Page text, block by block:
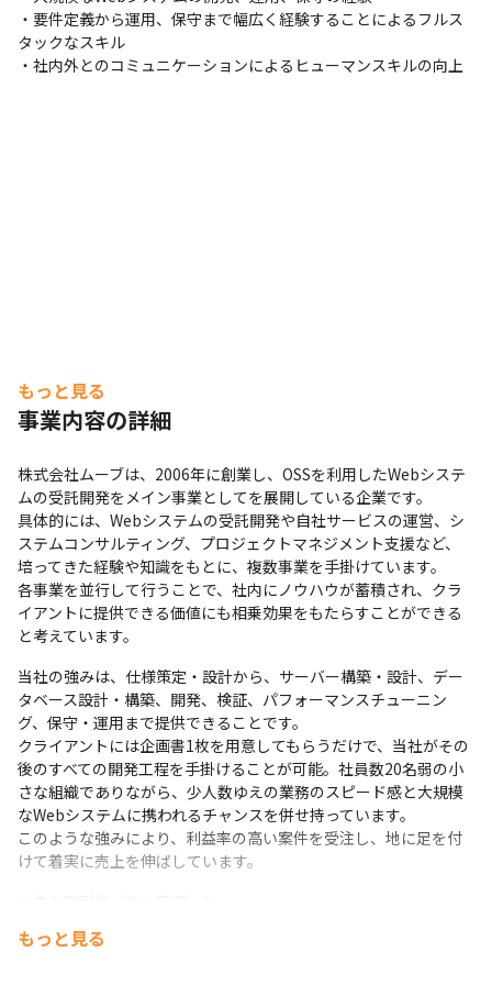
支給PC
現場で選択可能（Windows/Mac）
・要件定義から運用、保守まで幅広く経験することによるフルス
タックなスキル
・社内外とのコミュニケーションによるヒューマンスキルの向上
もっと見る
事業内容の詳細
株式会社ムーブは、2006年に創業し、OSSを利用したWebシステ
ムの受託開発をメイン事業としてを展開している企業です。
具体的には、Webシステムの受託開発や自社サービスの運営、シ
ステムコンサルティング、プロジェクトマネジメント支援など、
培ってきた経験や知識をもとに、複数事業を手掛けています。
各事業を並行して行うことで、社内にノウハウが蓄積され、クラ
イアントに提供できる価値にも相乗効果をもたらすことができる
と考えています。
当社の強みは、仕様策定・設計から、サーバー構築・設計、デー
タベース設計・構築、開発、検証、パフォーマンスチューニン
グ、保守・運用まで提供できることです。
クライアントには企画書1枚を用意してもらうだけで、当社がその
後のすべての開発工程を手掛けることが可能。社員数20名弱の小
さな組織でありながら、少人数ゆえの業務のスピード感と大規模
なWebシステムに携われるチャンスを併せ持っています。
このような強みにより、利益率の高い案件を受注し、地に足を付
けて着実に売上を伸ばしています。
・株式会社アドヴァンテージ
もっと見る